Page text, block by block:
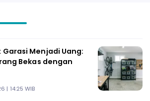
Menjadi Uang:
Bekas dengan
| 14:25 WIB